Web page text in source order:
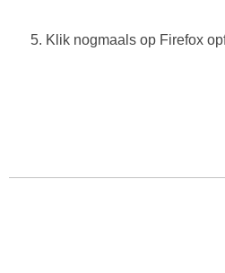
5. Klik nogmaals op Firefox